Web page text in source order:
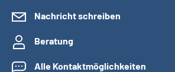
Nachricht schreiben
Beratung
Alle Kontaktmöglichkeiten